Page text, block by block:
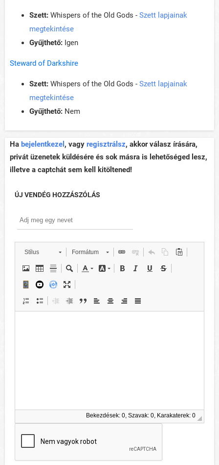
Szett: Whispers of the Old Gods - Szett lapjainak
megtekintése
Gyűjthető: Igen
Steward of Darkshire
Szett: Whispers of the Old Gods - Szett lapjainak
megtekintése
Gyűjthető: Nem
Ha bejelentkezel , vagy regisztrálsz, akkor válasz írására,
privát üzenetek küldésére és sok másra is lehetőséged lesz,
illetve a captchát sem kell kitöltened!
ÚJ VENDÉG HOZZÁSZÓLÁS
Stílus Formátum
Bekezdések: 0, Szavak: 0, Karakaterek: 0